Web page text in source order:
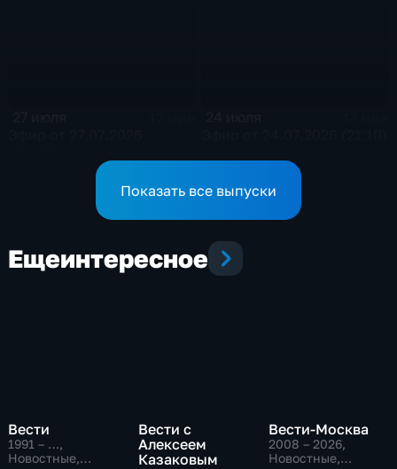
Показать все выпуски
Ещеинтересное
Вести
1991 – …,
Новостные,
Вести с
Алексеем
Казаковым
Вести-Москва
2008 – 2026,
Новостные,